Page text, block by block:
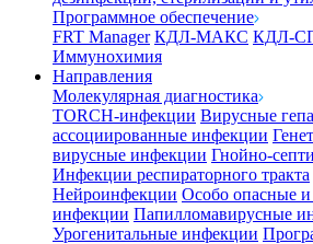
Программное обеспечение
FRT Manager КДЛ-МАКС КДЛ-
Иммунохимия
Направления
Молекулярная диагностика
TORCH-инфекции Вирусные
ассоциированные инфекции
вирусные инфекции Гнойно-
Инфекции респираторного тракта
Нейроинфекции Особо опасные
инфекции Папилломавирусные
Урогенитальные инфекции